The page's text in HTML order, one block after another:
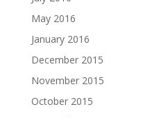
May 2016
January 2016
December 2015
November 2015
October 2015